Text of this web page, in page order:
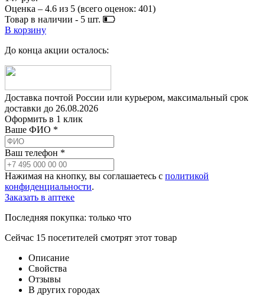
Оценка – 4.6 из 5 (всего оценок: 401)
Товар в наличии - 5 шт.
В корзину
До конца акции осталось:
Доставка почтой России или курьером, максимальный срок
доставки до 26.08.2026
Оформить в 1 клик
Ваше ФИО *
Ваш телефон *
Нажимая на кнопку, вы соглашаетесь с политикой
конфиденциальности.
Заказать в аптеке
Последняя покупка: только что
Сейчас 15 посетителей смотрят этот товар
Описание
Свойства
Отзывы
В других городах